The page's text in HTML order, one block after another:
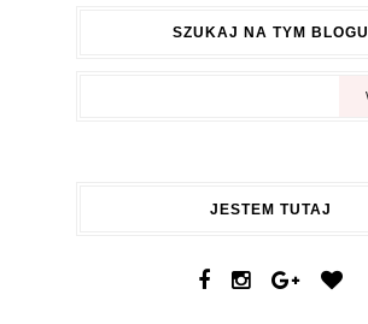
SZUKAJ NA TYM BLOGU
JESTEM TUTAJ